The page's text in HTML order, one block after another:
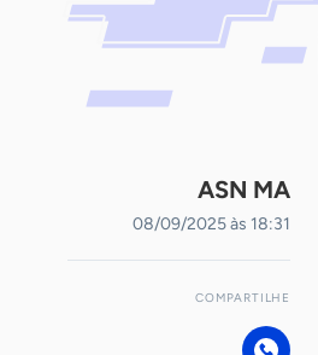
ASN MA
08/09/2025 às 18:31
COMPARTILHE